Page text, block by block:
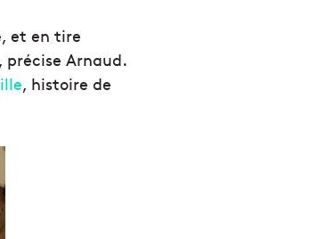
et en tire
Arnaud.
, histoire de